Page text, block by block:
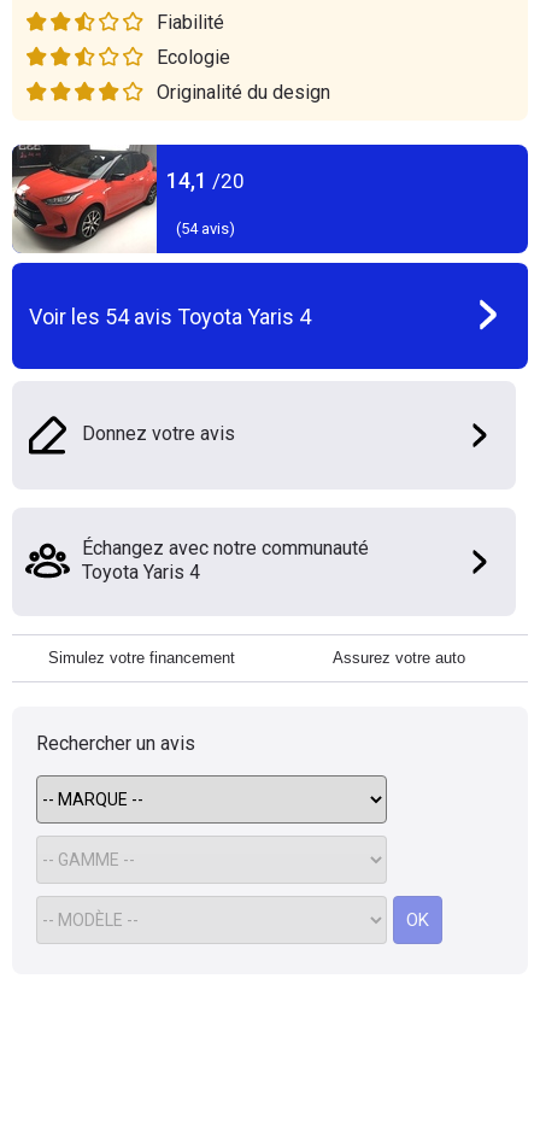
Fiabilité
Ecologie
Originalité du design
14,1 /20
(54avis)
Voir les 54avis Toyota Yaris 4
Donnez votre avis
Échangez avec notre communauté
Toyota Yaris 4
Simulez votre financement Assurez votre auto
Rechercher un avis
OK